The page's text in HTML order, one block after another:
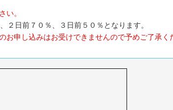
い。
日前７０％、３日前５０％となります。
申し込みはお受けできませんので予めご了承く